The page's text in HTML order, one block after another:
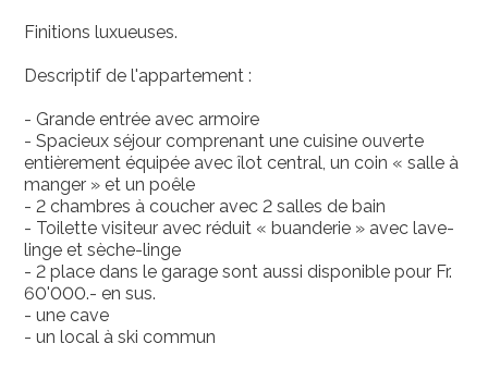
Finitions luxueuses.
Descriptif de l'appartement :
- Grande entrée avec armoire
- Spacieux séjour comprenant une cuisine ouverte
entièrement équipée avec îlot central, un coin « salle à
manger » et un poêle
- 2 chambres à coucher avec 2 salles de bain
- Toilette visiteur avec réduit « buanderie » avec lave-
linge et sèche-linge
- 2 place dans le garage sont aussi disponible pour Fr.
60'000.- en sus.
- une cave
- un local à ski commun